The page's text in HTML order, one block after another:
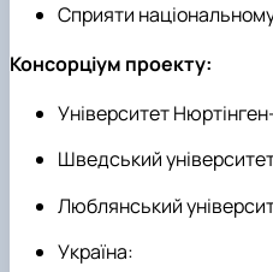
Сприяти
Консорціум проекту:
Університет
Шведський
Люблянський
Україна: